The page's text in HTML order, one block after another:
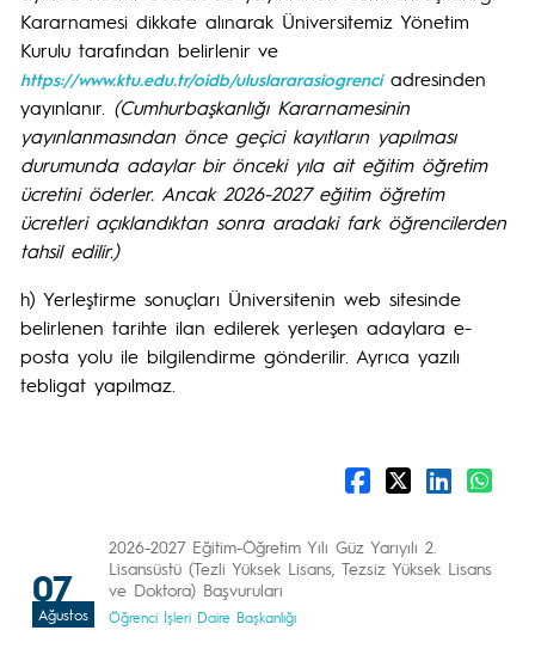
Kararnamesi dikkate alınarak Üniversitemiz Yönetim
Kurulu tarafından belirlenir ve
https://www.ktu.edu.tr/oidb/uluslararasiogrenciadresinden
yayınlanır. (Cumhurbaşkanlığı Kararnamesinin
yayınlanmasından önce geçici kayıtların yapılması
durumunda adaylar bir önceki yıla ait eğitim öğretim
ücretini öderler. Ancak 2026-2027 eğitim öğretim
ücretleri açıklandıktan sonra aradaki fark öğrencilerden
tahsil edilir.)
h) Yerleştirme sonuçları Üniversitenin web sitesinde
belirlenen tarihte ilan edilerek yerleşen adaylara e-
posta yolu ile bilgilendirme gönderilir. Ayrıca yazılı
tebligat yapılmaz.
07
Ağustos
2026-2027 Eğitim-Öğretim Yılı Güz Yarıyılı 2.
Lisansüstü (Tezli Yüksek Lisans, Tezsiz Yüksek Lisans
ve Doktora) Başvuruları
Öğrenci İşleri Daire Başkanlığı